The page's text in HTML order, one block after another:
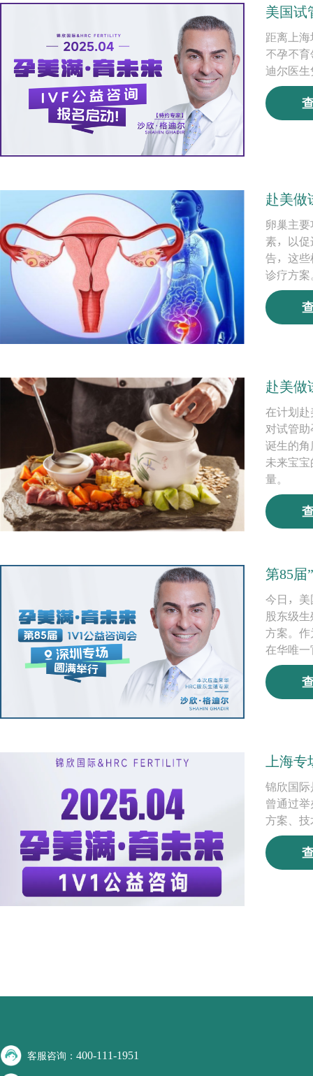
美国试
距离上
不孕不
迪尔医生
赴美做
卵巢主
素，以
告，这些
诊疗方案
赴美做
在计划赴
对试管
诞生的角
未来宝
量。
第85届
今日，美
股东级
方案。作
在华唯一
上海
锦欣国际
曾通过
方案、技
客服咨询：400-111-1951